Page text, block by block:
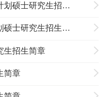
2020年陆军军医大学教育部计划硕士研究生招生章程
2020年陆军军医大学军队计划硕士研究生招生章程
生招生简章
简章